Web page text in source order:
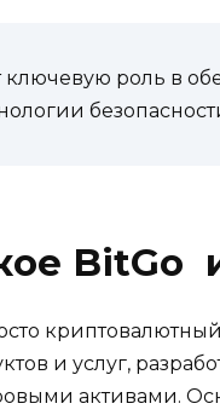
ключевую роль в
BitGo
и услуг,
активами.